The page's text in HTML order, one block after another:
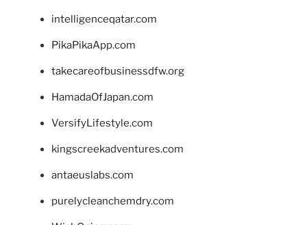
intelligenceqatar.com
PikaPikaApp.com
takecareofbusinessdfw.org
HamadaOfJapan.com
VersifyLifestyle.com
kingscreekadventures.com
antaeuslabs.com
purelycleanchemdry.com